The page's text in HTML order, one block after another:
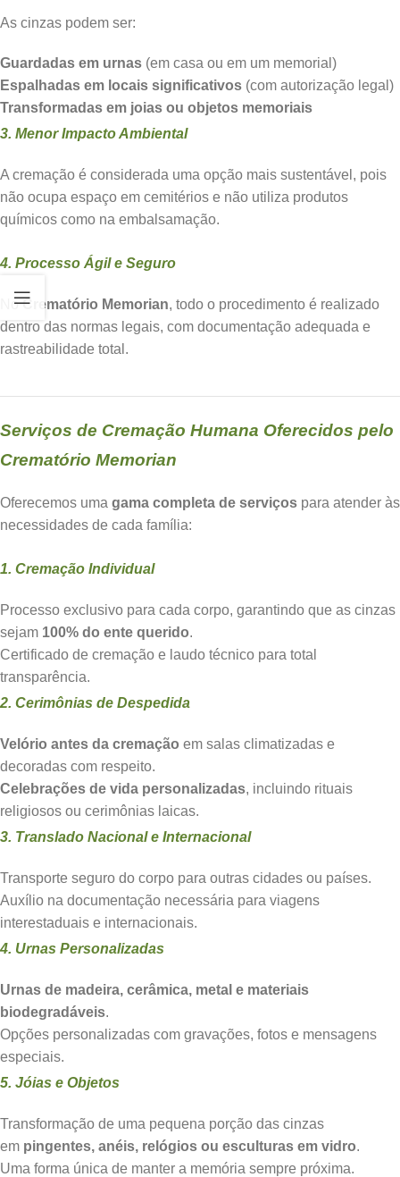
As cinzas podem ser:
Guardadas em urnas (em casa ou em um memorial)
Espalhadas em locais significativos (com autorização legal)
Transformadas em joias ou objetos memoriais
3. Menor Impacto Ambiental
A cremação é considerada uma opção mais sustentável, pois
não ocupa espaço em cemitérios e não utiliza produtos
químicos como na embalsamação.
4. Processo Ágil e Seguro
NoCrematório Memorian, todo o procedimento é realizado
dentro das normas legais, com documentação adequada e
rastreabilidade total.
Serviços de Cremação Humana Oferecidos pelo
Crematório Memorian
Oferecemos uma gama completa de serviços para atender às
necessidades de cada família:
1. Cremação Individual
Processo exclusivo para cada corpo, garantindo que as cinzas
sejam 100% do ente querido.
Certificado de cremação e laudo técnico para total
transparência.
2. Cerimônias de Despedida
Velório antes da cremação em salas climatizadas e
decoradas com respeito.
Celebrações de vida personalizadas, incluindo rituais
religiosos ou cerimônias laicas.
3. Translado Nacional e Internacional
Transporte seguro do corpo para outras cidades ou países.
Auxílio na documentação necessária para viagens
interestaduais e internacionais.
4. Urnas Personalizadas
Urnas de madeira, cerâmica, metal e materiais
biodegradáveis.
Opções personalizadas com gravações, fotos e mensagens
especiais.
5. Jóias e Objetos
Transformação de uma pequena porção das cinzas
em pingentes, anéis, relógios ou esculturas em vidro.
Uma forma única de manter a memória sempre próxima.